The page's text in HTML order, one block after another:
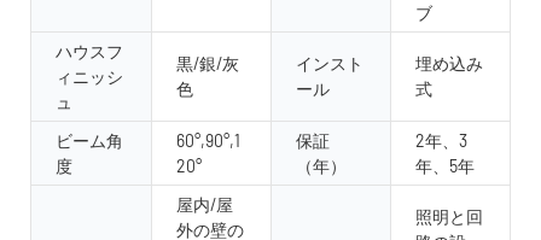
ブ
ハウスフ
ィニッシ
ュ
黒/銀/灰
色
インスト
ール
埋め込み
式
ビーム角
度
60°,90°,1
20°
保証
（年）
2年、3
年、5年
屋内/屋
外の壁の
照明と回